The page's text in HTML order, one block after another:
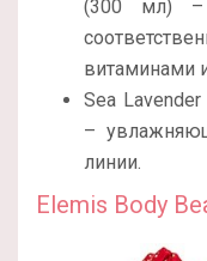
(300 мл) –
витаминами
Sea
–
линии.
Elemis Body